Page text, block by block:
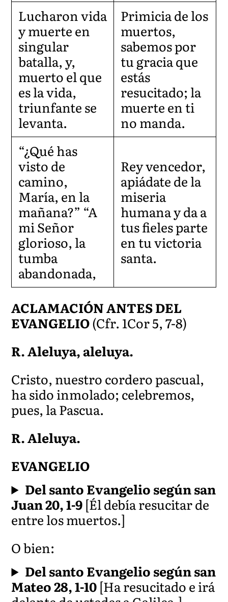
Lucharon vida
y muerte en
singular
batalla, y,
muerto el que
es la vida,
triunfante se
levanta.
Primicia de los
muertos,
sabemos por
tu gracia que
estás
resucitado; la
muerte en ti
no manda.
“¿Qué has
visto de
camino,
María, en la
mañana?” “A
mi Señor
glorioso, la
tumba
abandonada,
Rey vencedor,
apiádate de la
miseria
humana y da a
tus fieles parte
en tu victoria
santa.
ACLAMACIÓN ANTES DEL
EVANGELIO(Cfr. 1Cor 5, 7-8)
R. Aleluya, aleluya.
Cristo, nuestro cordero pascual,
ha sido inmolado; celebremos,
pues, la Pascua.
R. Aleluya.
EVANGELIO
Del santo Evangelio según san
Juan 20, 1-9[Él debía resucitar de
entre los muertos.]
O bien:
Del santo Evangelio según san
Mateo 28, 1-10[Ha resucitado e irá